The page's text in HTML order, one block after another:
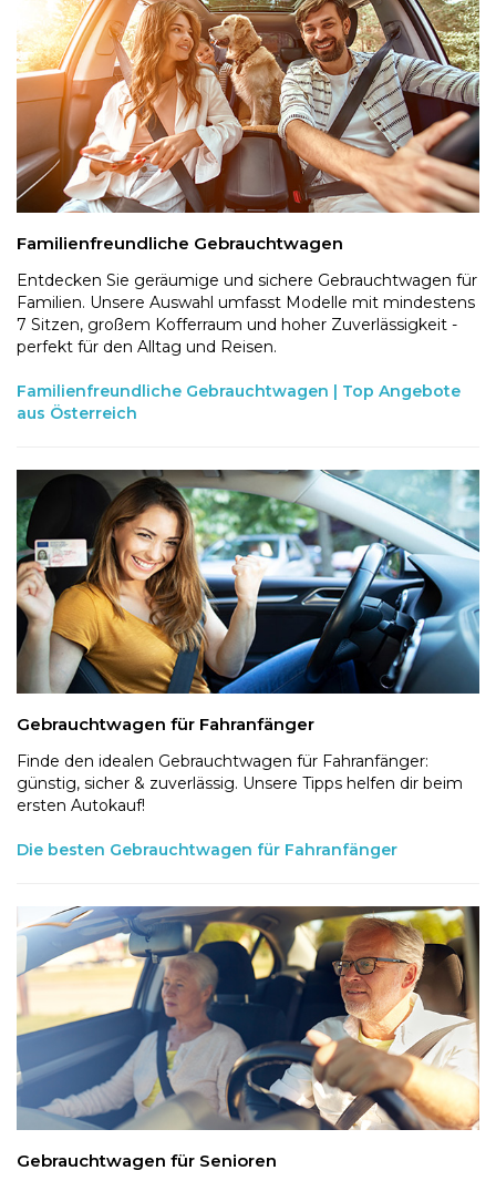
Familienfreundliche Gebrauchtwagen
Entdecken Sie geräumige und sichere Gebrauchtwagen für
Familien. Unsere Auswahl umfasst Modelle mit mindestens
7 Sitzen, großem Kofferraum und hoher Zuverlässigkeit -
perfekt für den Alltag und Reisen.
Familienfreundliche Gebrauchtwagen | Top Angebote
aus Österreich
Gebrauchtwagen für Fahranfänger
Finde den idealen Gebrauchtwagen für Fahranfänger:
günstig, sicher & zuverlässig. Unsere Tipps helfen dir beim
ersten Autokauf!
Die besten Gebrauchtwagen für Fahranfänger
Gebrauchtwagen für Senioren